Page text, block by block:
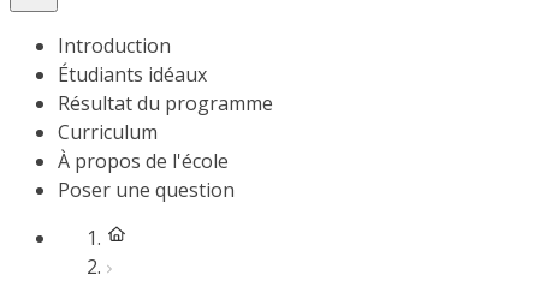
Introduction
Étudiants idéaux
Résultat du programme
Curriculum
À propos de l'école
Poser une question